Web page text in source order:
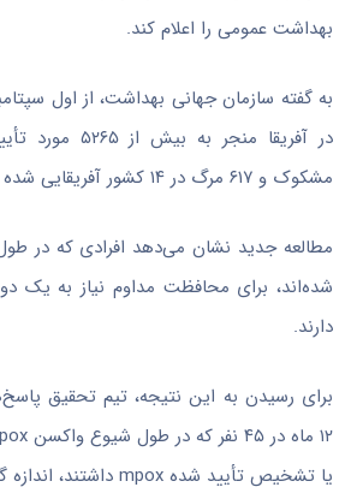
بهداشت عمومی را اعلام کند.
مشکوک و ۶۱۷ مرگ در ۱۴ کشور آفریقایی شده است.
شده‌اند، برای محافظت مداوم نیاز به یک
دارند.
برای رسیدن به این نتیجه، تیم تحقیق
یا تشخیص تأیید شده mpox داشتند، اندازه